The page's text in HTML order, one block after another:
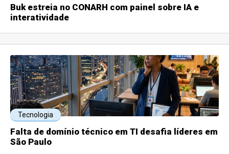
Buk estreia no CONARH com painel sobre IA e
interatividade
Tecnologia
Falta de domínio técnico em TI desafia líderes em
São Paulo